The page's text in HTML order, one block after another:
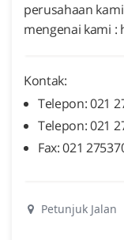
perusahaan
mengenai kami :
Kontak:
Telepon: 021
Telepon:
Fax: 021
Petunjuk Jalan